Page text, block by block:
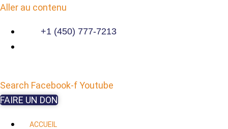
Aller au contenu
+1 (450) 777-7213
Search Facebook-fYoutube
FAIRE UN DON
ACCUEIL